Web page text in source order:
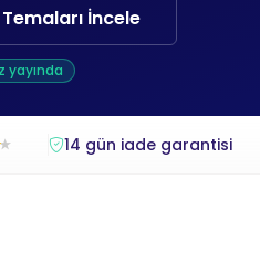
Temaları İncele
yayında
★
★ 14 gün iade garantisi